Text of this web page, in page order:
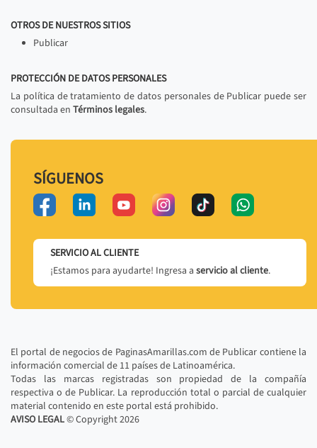
OTROS DE NUESTROS SITIOS
Publicar
PROTECCIÓN DE DATOS PERSONALES
La política de tratamiento de datos personales de Publicar puede ser
consultada en Términos legales.
SÍGUENOS
SERVICIO AL CLIENTE
¡Estamos para ayudarte! Ingresa a servicio al cliente.
El portal de negocios de PaginasAmarillas.com de Publicar contiene la
información comercial de 11 países de Latinoamérica.
Todas las marcas registradas son propiedad de la compañía
respectiva o de Publicar. La reproducción total o parcial de cualquier
material contenido en este portal está prohibido.
AVISO LEGAL© Copyright2026